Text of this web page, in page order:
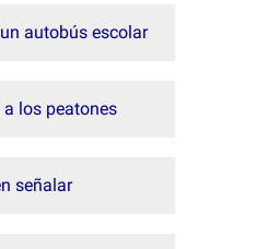
autobús escolar
los peatones
señalar